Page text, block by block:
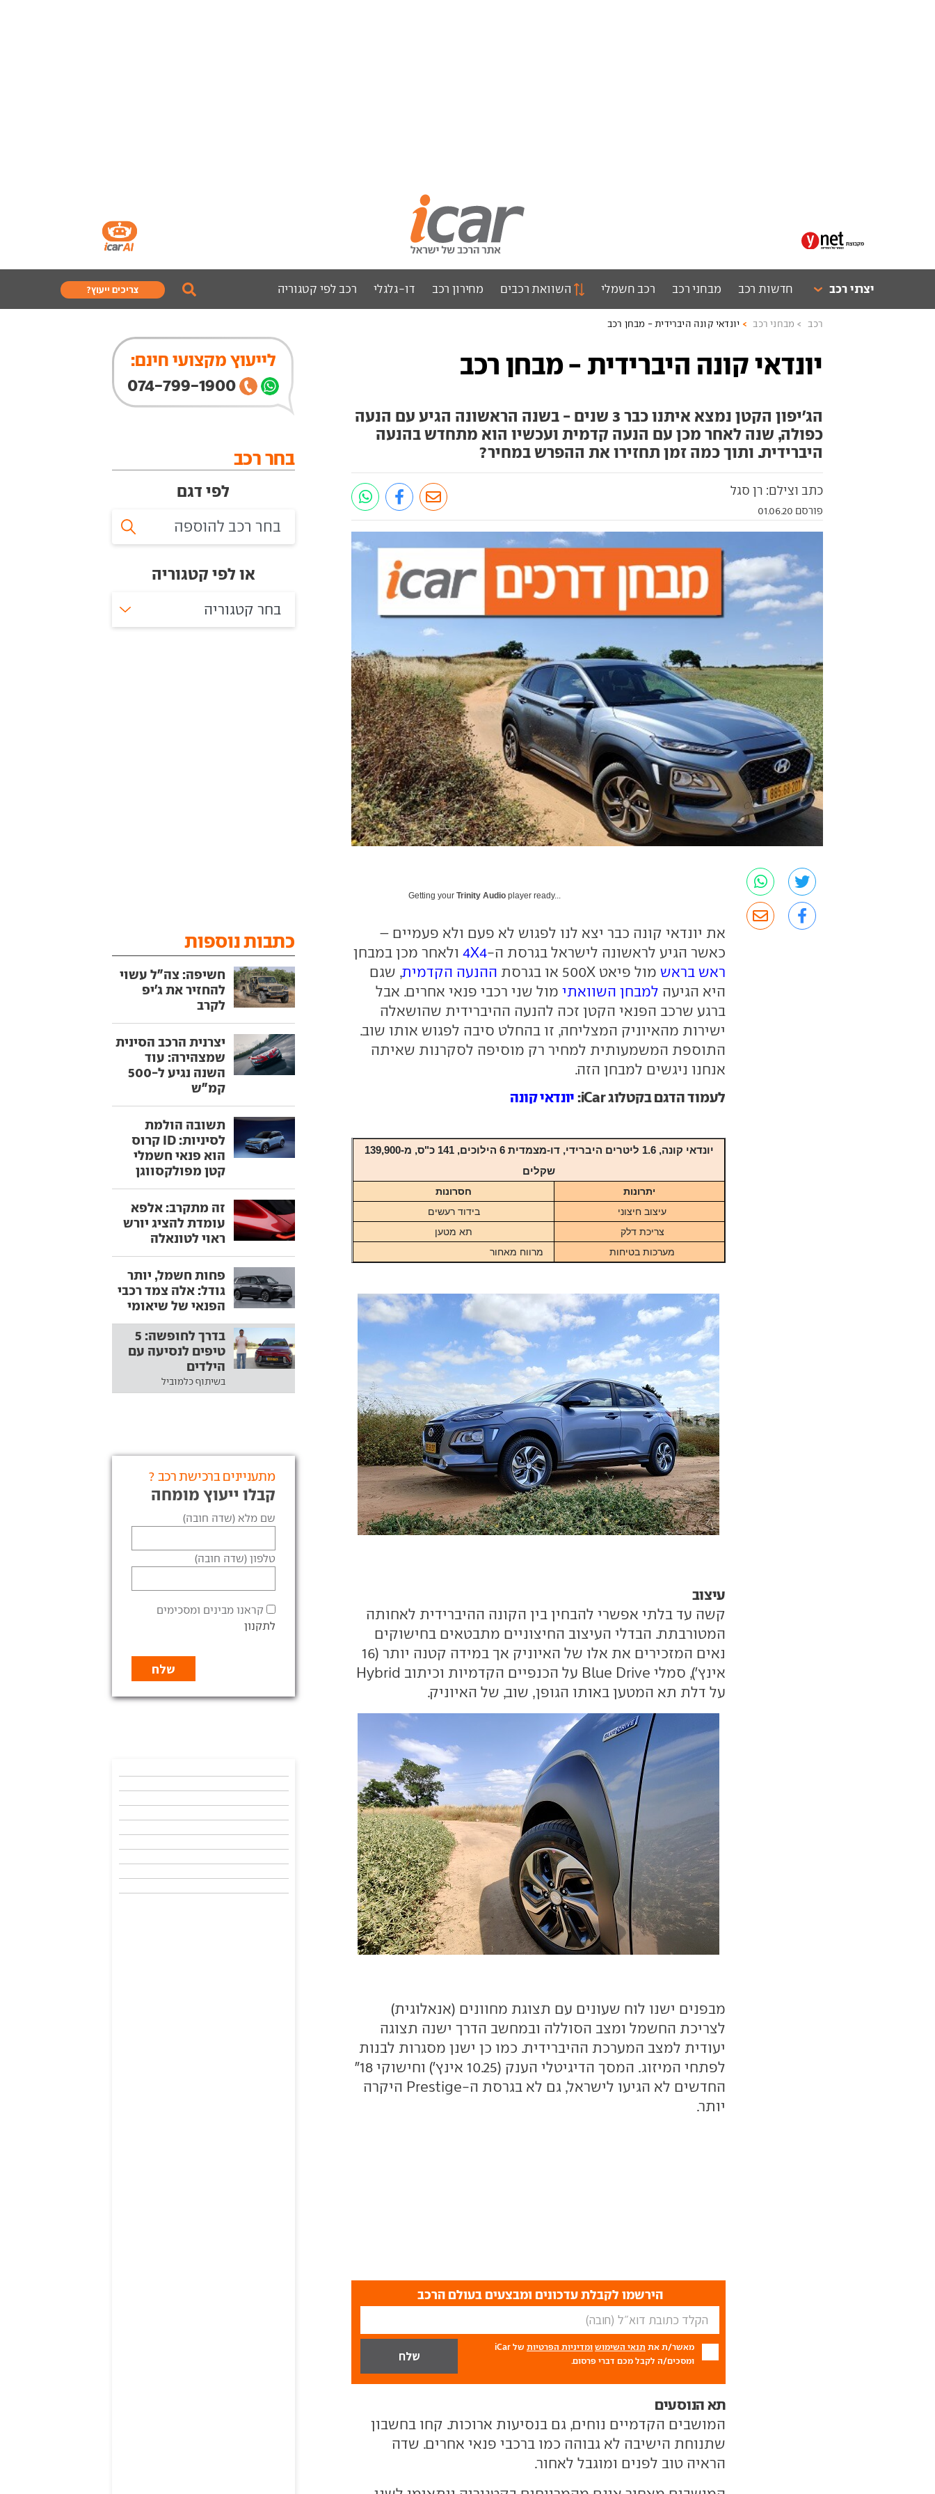
יצרני רכב חדשות רכב מבחני רכב רכב חשמלי השוואת רכבים מחירון רכב דו-גלגלי רכב לפי קטגוריה צריכים ייעוץ?
רכב מבחני רכב יונדאי קונה היברידית - מבחן רכב
יונדאי קונה היברידית - מבחן רכב
הג'יפון הקטן נמצא איתנו כבר 3 שנים - בשנה הראשונה הגיע עם הנעה
כפולה, שנה לאחר מכן עם הנעה קדמית ועכשיו הוא מתחדש בהנעה
היברידית. ותוך כמה זמן תחזירו את ההפרש במחיר?
כתב וצילם: רן סגל
פורסם 01.06.20
Getting yourTrinity Audio player ready...
את יונדאי קונה כבר יצא לנו לפגוש לא פעם ולא פעמיים –
כאשר הגיע לראשונה לישראל בגרסת ה-4X4 ולאחר מכן במבחן
ראש בראש מול פיאט 500X או בגרסת ההנעה הקדמית, שגם
היא הגיעה למבחן השוואתי מול שני רכבי פנאי אחרים. אבל
ברגע שרכב הפנאי הקטן זכה להנעה ההיברידית שהושאלה
ישירות מהאיוניק המצליחה, זו בהחלט סיבה לפגוש אותו שוב.
התוספת המשמעותית למחיר רק מוסיפה לסקרנות שאיתה
אנחנו ניגשים למבחן הזה.
לעמוד הדגם בקטלוג iCar: יונדאי קונה
יונדאי קונה, 1.6 ליטרים היברידי, דו-מצמדית 6 הילוכים, 141 כ"ס, מ-139,900
שקלים
יתרונות
חסרונות
עיצוב חיצוני
בידוד רעשים
צריכת דלק
תא מטען
מערכות בטיחות
מרווח מאחור
עיצוב
קשה עד בלתי אפשרי להבחין בין הקונה ההיברידית לאחותה
המטורבתת. הבדלי העיצוב החיצוניים מתבטאים בחישוקים
נאים המזכירים את אלו של האיוניק אך במידה קטנה יותר (16
אינץ'), סמלי Blue Drive על הכנפיים הקדמיות וכיתוב Hybrid
על דלת תא המטען באותו הגופן, שוב, של האיוניק.
מבפנים ישנו לוח שעונים עם תצוגת מחוונים (אנאלוגית)
לצריכת החשמל ומצב הסוללה ובמחשב הדרך ישנה תצוגה
יעודית למצב המערכת ההיברידית. כמו כן ישנן מסגרות לבנות
לפתחי המיזוג. המסך הדיגיטלי הענק (10.25 אינץ') וחישוקי 18"
החדשים לא הגיעו לישראל, גם לא בגרסת ה-Prestige היקרה
יותר.
הירשמו לקבלת עדכונים ומבצעים בעולם הרכב
מאשר/ת את תנאי השימוש ומדיניות הפרטיות
של iCar
ומסכים/ה לקבל מכם דברי פרסום.
תא הנוסעים
המושבים הקדמיים נוחים, גם בנסיעות ארוכות. קחו בחשבון
שתנוחת הישיבה לא גבוהה כמו ברכבי פנאי אחרים. שדה
הראיה טוב לפנים ומוגבל לאחור.
לייעוץ מקצועי חינם:
074-799-1900
בחר רכב
לפי דגם
או לפי קטגוריה
בחר קטגוריה
כתבות נוספות
חשיפה: צה"ל עשוי
להחזיר את ג'יפ
לקרב
יצרנית הרכב הסינית
שמצהירה: עוד
השנה נגיע ל-500
קמ"ש
תשובה הולמת
לסיניות: ID קרוס
הוא פנאי חשמלי
קטן מפולקסווגן
זה מתקרב: אלפא
עומדת להציג יורש
ראוי לטונאלה
פחות חשמל, יותר
גודל: אלה צמד רכבי
הפנאי של שיאומי
בדרך לחופשה: 5
טיפים לנסיעה עם
הילדים
בשיתוף כלמוביל
מתעניינים ברכישת רכב ?
קבלו ייעוץ מומחה
שם מלא (שדה חובה)
טלפון (שדה חובה)
קראנו מבינים ומסכימים
לתקנון